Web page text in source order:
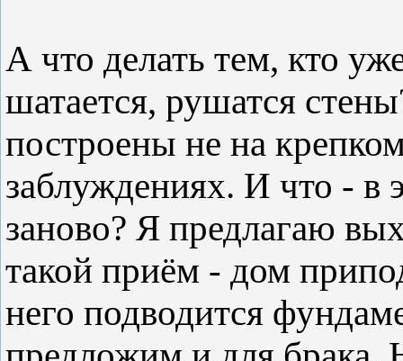
А что делать тем, кто
шатается, рушатся
построены не на
заблуждениях. И что - в
заново? Я предлагаю
такой приём - дом
него подводится